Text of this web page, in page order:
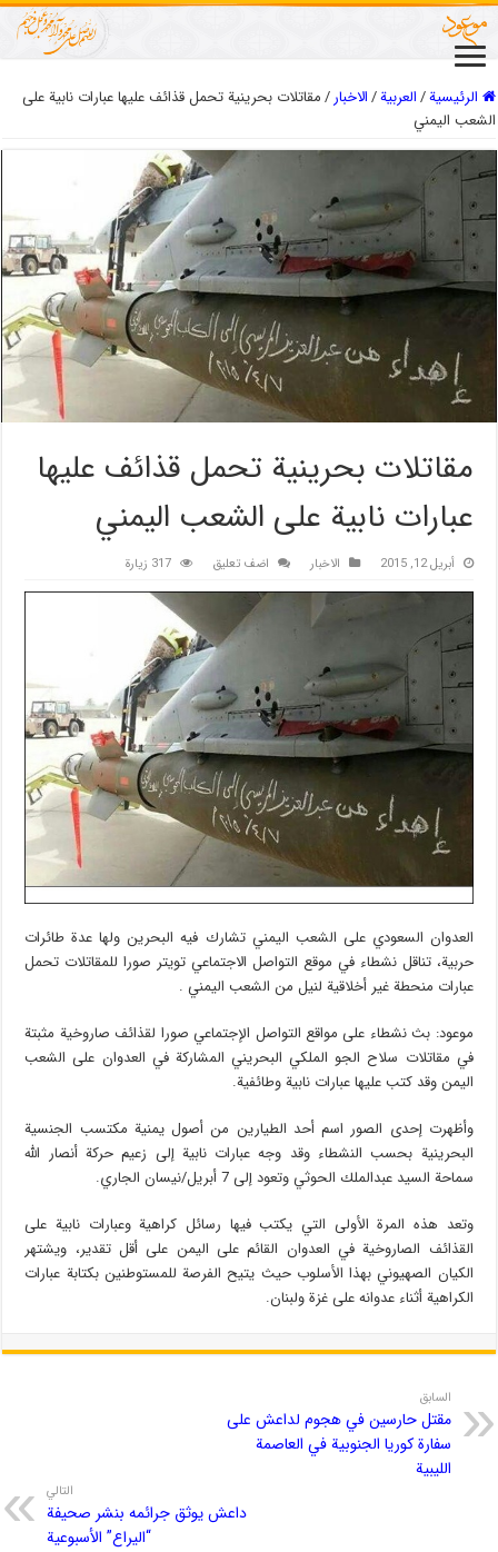
الرئيسية/العربیة/الاخبار/مقاتلات بحرينية تحمل قذائف عليها عبارات نابية على
الشعب اليمني
مقاتلات بحرينية تحمل قذائف عليها
عبارات نابية على الشعب اليمني
أبريل 12, 2015 الاخبار اضف تعليق 317 زيارة
العدوان السعودي على الشعب اليمني تشارك فيه البحرين ولها عدة طائرات
حربية، تناقل نشطاء في موقع التواصل الاجتماعي تويتر صورا للمقاتلات تحمل
عبارات منحطة غير أخلاقية لنيل من الشعب اليمني .
موعود: بث نشطاء على مواقع التواصل الإجتماعي صورا لقذائف صاروخية مثبتة
في مقاتلات سلاح الجو الملكي البحريني المشاركة في العدوان على الشعب
اليمن وقد كتب عليها عبارات نابية وطائفية.
وأظهرت إحدى الصور اسم أحد الطيارين من أصول يمنية مكتسب الجنسية
البحرينية بحسب النشطاء وقد وجه عبارات نابية إلى زعيم حركة أنصار الله
سماحة السيد عبدالملك الحوثي وتعود إلى 7 أبريل/نيسان الجاري.
وتعد هذه المرة الأولى التي يكتب فيها رسائل كراهية وعبارات نابية على
القذائف الصاروخية في العدوان القائم على اليمن على أقل تقدير، ويشتهر
الكيان الصهيوني بهذا الأسلوب حيث يتيح الفرصة للمستوطنين بكتابة عبارات
الكراهية أثناء عدوانه على غزة ولبنان.
السابق
مقتل حارسين في هجوم لداعش على
سفارة كوريا الجنوبية في العاصمة
الليبية
التالي
داعش يوثق جرائمه بنشر صحيفة
“اليراع” الأسبوعية